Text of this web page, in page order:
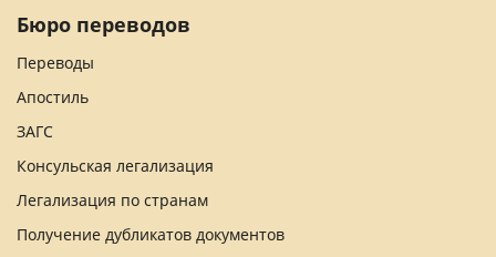
Бюро переводов
Переводы
Апостиль
ЗАГС
Консульская легализация
Легализация по странам
Получение дубликатов документов